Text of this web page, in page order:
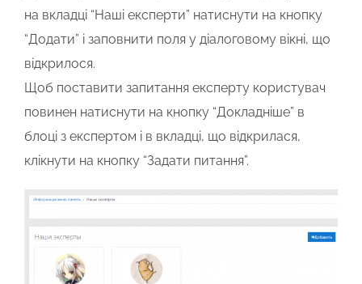
на вкладці “Наші експерти” натиснути на кнопку
“Додати” і заповнити поля у діалоговому вікні, що
відкрилося.
Щоб поставити запитання експерту користувач
повинен натиснути на кнопку “Докладніше” в
блоці з експертом і в вкладці, що відкрилася,
клікнути на кнопку “Задати питання”.